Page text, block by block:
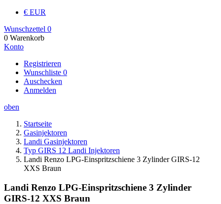
€ EUR
Wunschzettel 0
0 Warenkorb
Konto
Registrieren
Wunschliste 0
Auschecken
Anmelden
oben
Startseite
Gasinjektoren
Landi Gasinjektoren
Typ GIRS 12 Landi Injektoren
Landi Renzo LPG-Einspritzschiene 3 Zylinder GIRS-12
XXS Braun
Landi Renzo LPG-Einspritzschiene 3 Zylinder
GIRS-12 XXS Braun